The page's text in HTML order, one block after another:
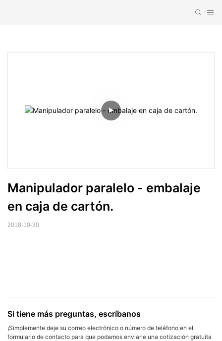
Manipulador paralelo - embalaje
en caja de cartón.
2018-10-30
Si tiene más preguntas, escríbanos
¡Simplemente deje su correo electrónico o número de teléfono en el
formulario de contacto para que podamos enviarle una cotización gratuita